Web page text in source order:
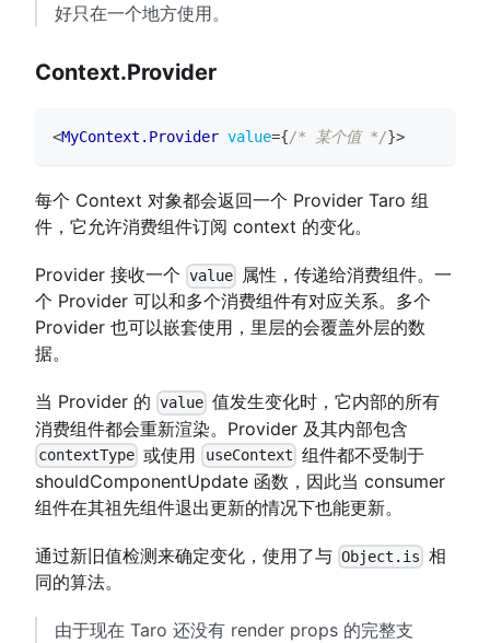
好只在一个地方使用。
Context.Provider
<MyContext.Provider value={/* 某个值 */}>
每个 Context 对象都会返回一个 Provider Taro 组
件，它允许消费组件订阅 context 的变化。
Provider 接收一个 value
属性，传递给消费组件。一
个 Provider 可以和多个消费组件有对应关系。多个
Provider 也可以嵌套使用，里层的会覆盖外层的数
据。
当 Provider 的 value 值发生变化时，它内部的所有
消费组件都会重新渲染。Provider 及其内部包含
contextType 或使用 useContext 组件都不受制于
shouldComponentUpdate 函数，因此当 consumer
组件在其祖先组件退出更新的情况下也能更新。
通过新旧值检测来确定变化，使用了与 Object.is 相
同的算法。
由于现在 Taro 还没有 render props 的完整支